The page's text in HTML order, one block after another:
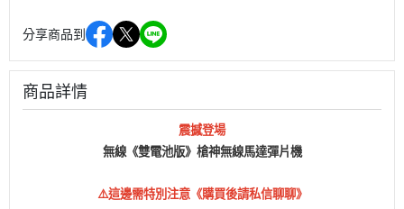
分享商品到
商品詳情
震撼登場
無線《雙電池版》槍神無線馬達彈片機
⚠️這邊需特別注意《購買後請私信聊聊》